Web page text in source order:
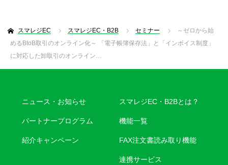
スマレジEC スマレジEC・B2B セミナー
～ゼロから始
めるBtoB取引のオンライン化～ 「電子帳簿保存法」と「インボイス制度」
に対応した卸取引のオンライン…
ニュース・お知らせ
パートナープログラム
紹介キャンペーン
スマレジEC・B2Bとは？
機能一覧
FAX注文書読み取り機能
連携サービス